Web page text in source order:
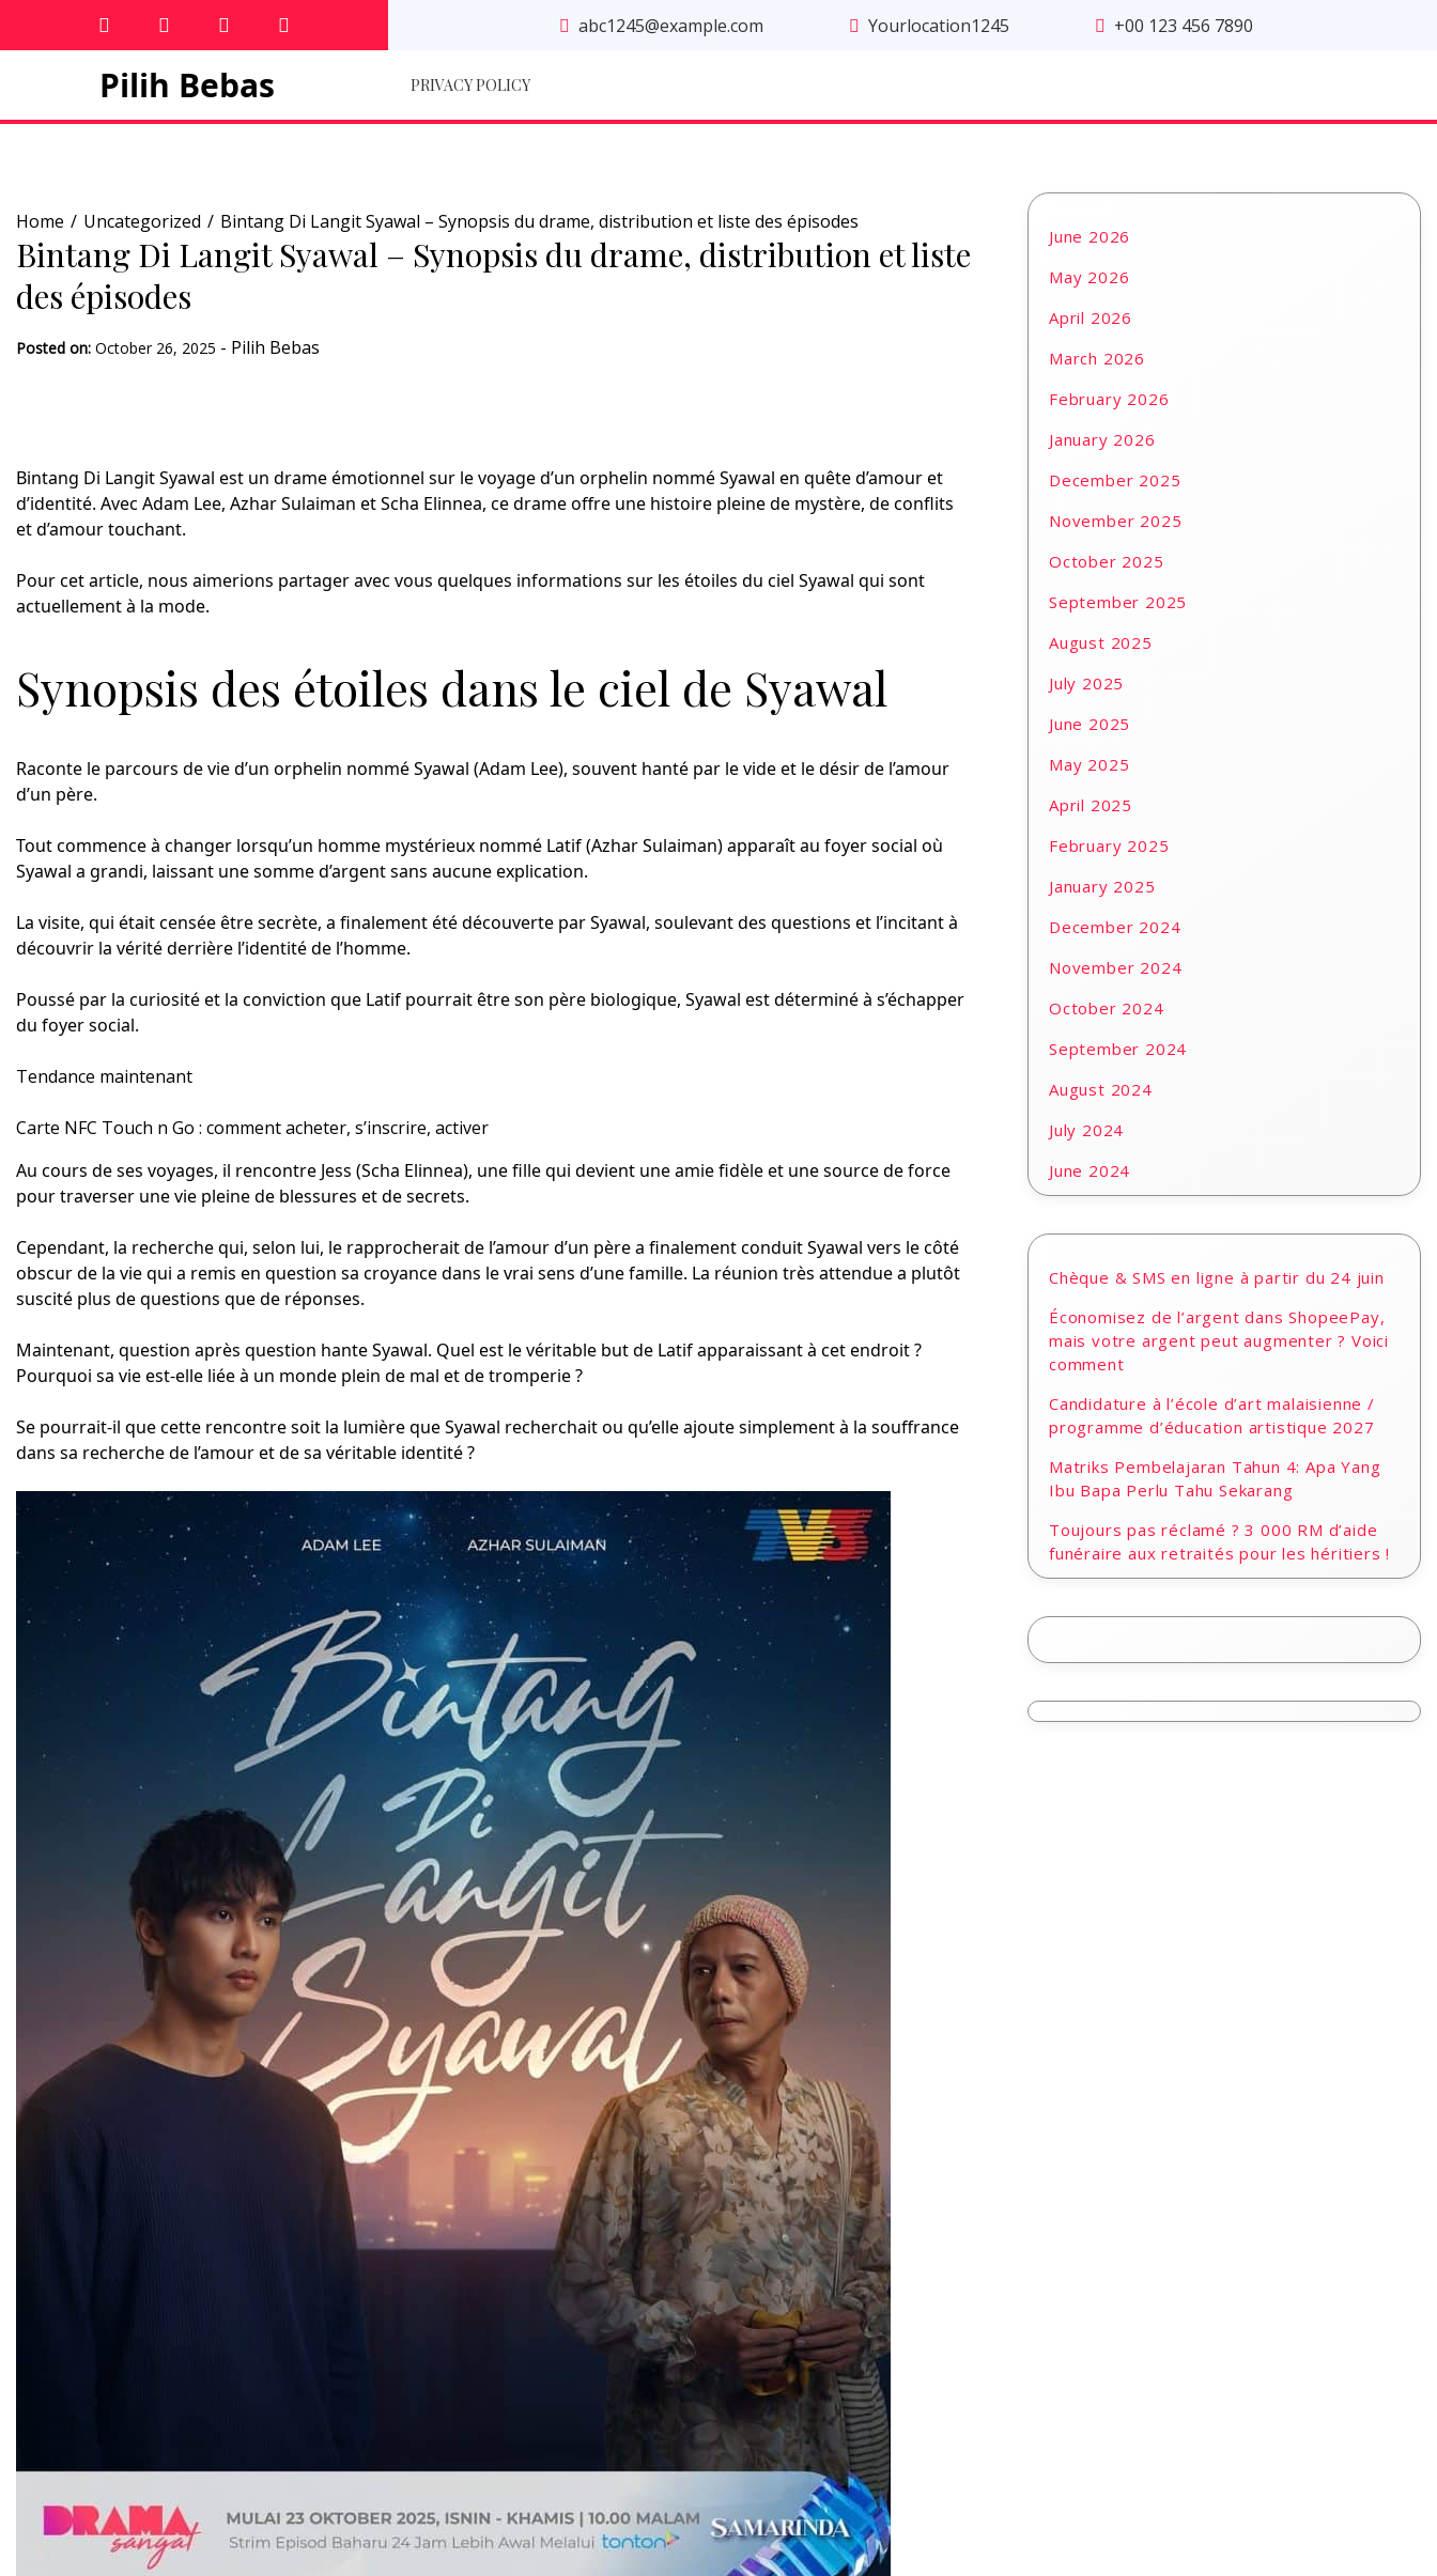
abc1245@example.com Yourlocation1245 +00 123 456 7890
Pilih Bebas PRIVACY POLICY
Home Uncategorized Bintang Di Langit Syawal – Synopsis du drame, distribution et liste des épisodes
Bintang Di Langit Syawal – Synopsis du drame, distribution et liste
des épisodes
Posted on: October 26, 2025 - Pilih Bebas
Bintang Di Langit Syawal est un drame émotionnel sur le voyage d’un orphelin nommé Syawal en quête d’amour et
d’identité. Avec Adam Lee, Azhar Sulaiman et Scha Elinnea, ce drame offre une histoire pleine de mystère, de conflits
et d’amour touchant.
Pour cet article, nous aimerions partager avec vous quelques informations sur les étoiles du ciel Syawal qui sont
actuellement à la mode.
Synopsis des étoiles dans le ciel de Syawal
Raconte le parcours de vie d’un orphelin nommé Syawal (Adam Lee), souvent hanté par le vide et le désir de l’amour
d’un père.
Tout commence à changer lorsqu’un homme mystérieux nommé Latif (Azhar Sulaiman) apparaît au foyer social où
Syawal a grandi, laissant une somme d’argent sans aucune explication.
La visite, qui était censée être secrète, a finalement été découverte par Syawal, soulevant des questions et l’incitant à
découvrir la vérité derrière l’identité de l’homme.
Poussé par la curiosité et la conviction que Latif pourrait être son père biologique, Syawal est déterminé à s’échapper
du foyer social.
Tendance maintenant
Carte NFC Touch n Go : comment acheter, s’inscrire, activer
Au cours de ses voyages, il rencontre Jess (Scha Elinnea), une fille qui devient une amie fidèle et une source de force
pour traverser une vie pleine de blessures et de secrets.
Cependant, la recherche qui, selon lui, le rapprocherait de l’amour d’un père a finalement conduit Syawal vers le côté
obscur de la vie qui a remis en question sa croyance dans le vrai sens d’une famille. La réunion très attendue a plutôt
suscité plus de questions que de réponses.
Maintenant, question après question hante Syawal. Quel est le véritable but de Latif apparaissant à cet endroit ?
Pourquoi sa vie est-elle liée à un monde plein de mal et de tromperie ?
Se pourrait-il que cette rencontre soit la lumière que Syawal recherchait ou qu’elle ajoute simplement à la souffrance
dans sa recherche de l’amour et de sa véritable identité ?
June 2026
May 2026
April 2026
March 2026
February 2026
January 2026
December 2025
November 2025
October 2025
September 2025
August 2025
July 2025
June 2025
May 2025
April 2025
February 2025
January 2025
December 2024
November 2024
October 2024
September 2024
August 2024
July 2024
June 2024
Chèque & SMS en ligne à partir du 24 juin
Économisez de l’argent dans ShopeePay,
mais votre argent peut augmenter ? Voici
comment
Candidature à l’école d’art malaisienne /
programme d’éducation artistique 2027
Matriks Pembelajaran Tahun 4: Apa Yang
Ibu Bapa Perlu Tahu Sekarang
Toujours pas réclamé ? 3 000 RM d’aide
funéraire aux retraités pour les héritiers !